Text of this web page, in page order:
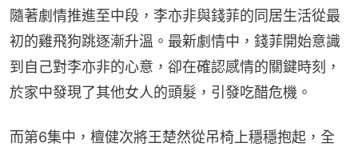
隨著劇情推進至中段，李亦非與錢菲的同居生活從最
初的雞飛狗跳逐漸升溫。最新劇情中，錢菲開始意識
到自己對李亦非的心意，卻在確認感情的關鍵時刻，
於家中發現了其他女人的頭髮，引發吃醋危機。
而第6集中，檀健次將王楚然從吊椅上穩穩抱起，全